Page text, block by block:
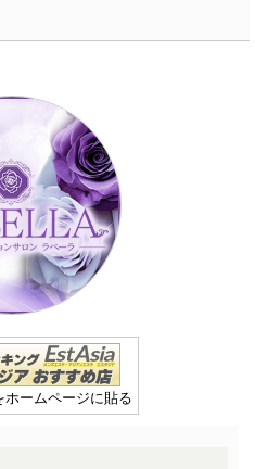
ホームページに貼る